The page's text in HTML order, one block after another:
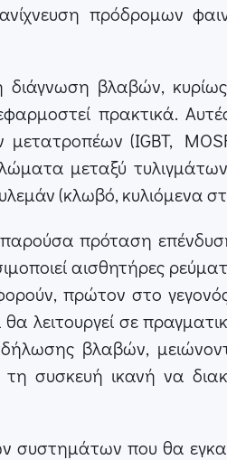
πρόδρομων
διάγνωση βλαβών,
πρακτικά.
(IGBT,
μεταξύ
(κλωβό, κυλιόμενα
πρόταση
αισθητήρες
πρώτον στο
λειτουργεί σε
βλαβών,
συσκευή ικανή να
που θα